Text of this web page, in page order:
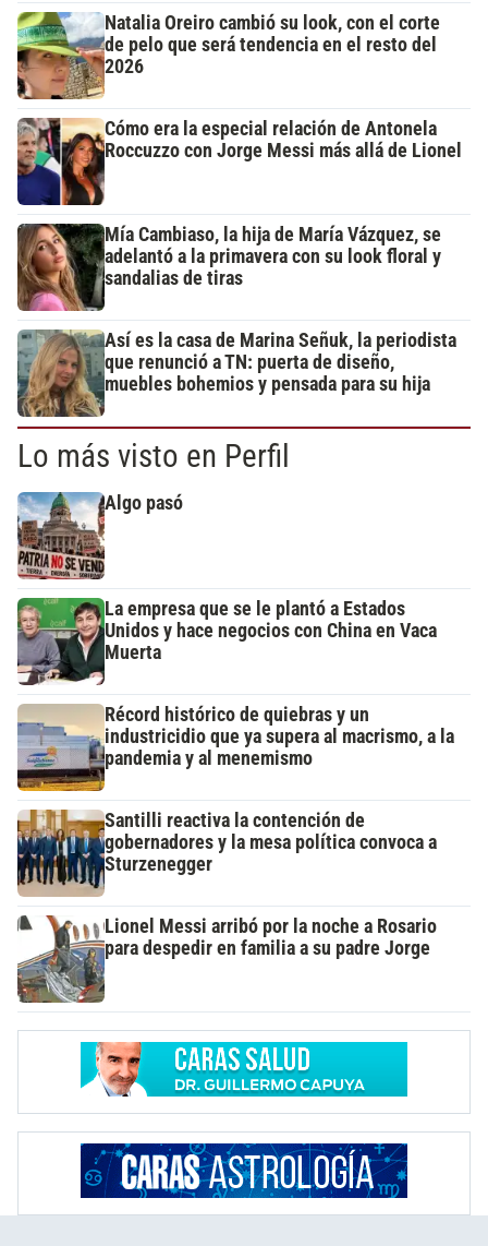
Natalia Oreiro cambió su look, con el corte
de pelo que será tendencia en el resto del
2026
Cómo era la especial relación de Antonela
Roccuzzo con Jorge Messi más allá de Lionel
Mía Cambiaso, la hija de María Vázquez, se
adelantó a la primavera con su look floral y
sandalias de tiras
Así es la casa de Marina Señuk, la periodista
que renunció a TN: puerta de diseño,
muebles bohemios y pensada para su hija
Lo más visto en Perfil
Algo pasó
La empresa que se le plantó a Estados
Unidos y hace negocios con China en Vaca
Muerta
Récord histórico de quiebras y un
industricidio que ya supera al macrismo, a la
pandemia y al menemismo
Santilli reactiva la contención de
gobernadores y la mesa política convoca a
Sturzenegger
Lionel Messi arribó por la noche a Rosario
para despedir en familia a su padre Jorge